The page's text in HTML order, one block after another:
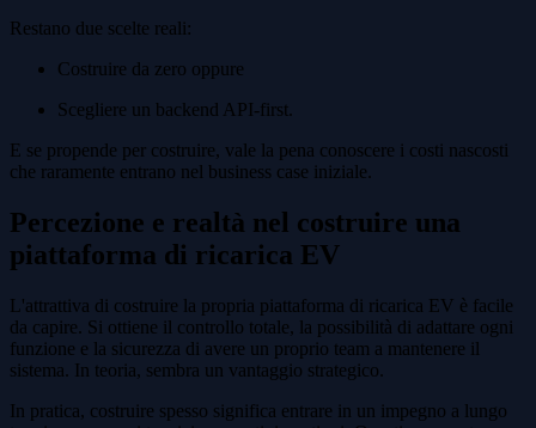
Restano due scelte reali:
Costruire da zero oppure
Scegliere un backend API-first.
E se propende per costruire, vale la pena conoscere i costi nascosti
che raramente entrano nel business case iniziale.
Percezione e realtà nel costruire una
piattaforma di ricarica EV
L'attrattiva di costruire la propria piattaforma di ricarica EV è facile
da capire. Si ottiene il controllo totale, la possibilità di adattare ogni
funzione e la sicurezza di avere un proprio team a mantenere il
sistema. In teoria, sembra un vantaggio strategico.
In pratica, costruire spesso significa entrare in un impegno a lungo